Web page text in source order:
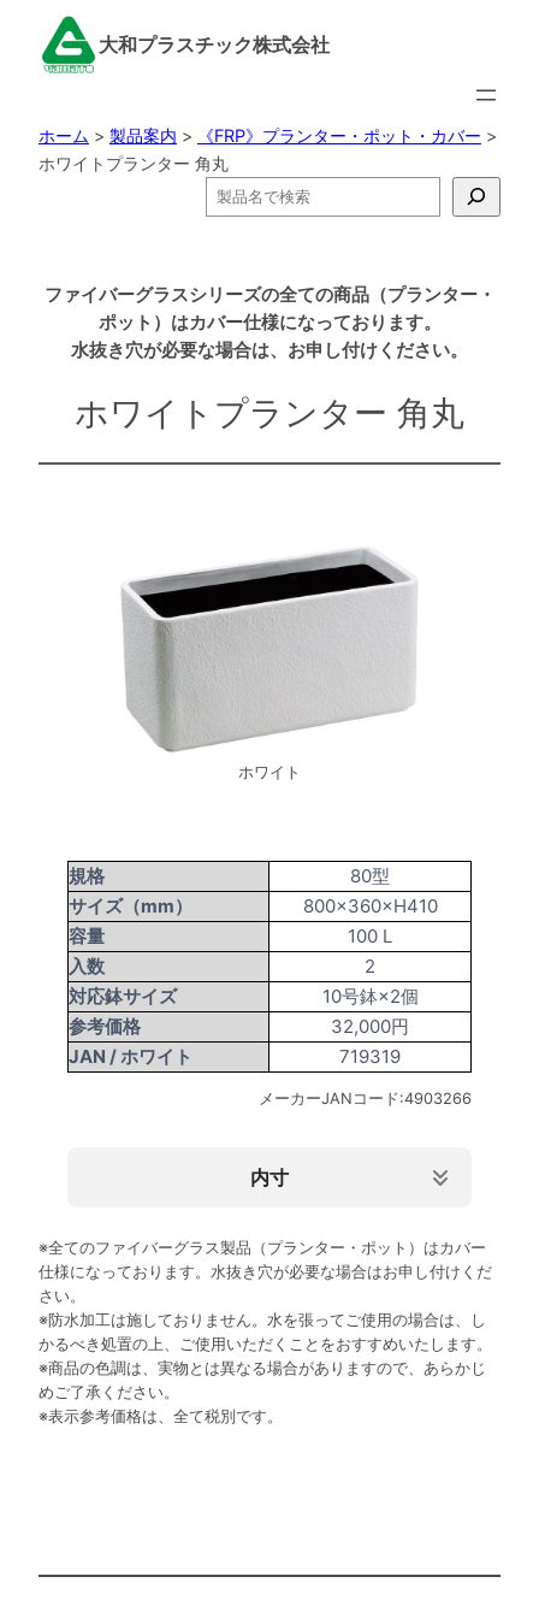
大和プラスチック株式会社
ホーム > 製品案内 > 《FRP》プランター・ポット・カバー >
ホワイトプランター 角丸
検
索
ファイバーグラスシリーズの全ての商品（プランター・
ポット）はカバー仕様になっております。
水抜き穴が必要な場合は、お申し付けください。
ホワイトプランター 角丸
ホワイト
規格
80型
サイズ（mm）
800×360×H410
容量
100 L
入数
2
対応鉢サイズ
10号鉢×2個
参考価格
32,000円
JAN /ホワイト 719319
メーカーJANコード:4903266
内寸
規格 内寸上部サイズ(mm) 外寸下部サイズ(mm) 内寸下部
80型
755×325×Ｈ400 755×315
※全てのファイバーグラス製品（プランター・ポット）はカバー
仕様になっております。水抜き穴が必要な場合はお申し付けくだ
さい。
※防水加工は施しておりません。水を張ってご使用の場合は、し
かるべき処置の上、ご使用いただくことをおすすめいたします。
※商品の色調は、実物とは異なる場合がありますので、あらかじ
めご了承ください。
※表示参考価格は、全て税別です。